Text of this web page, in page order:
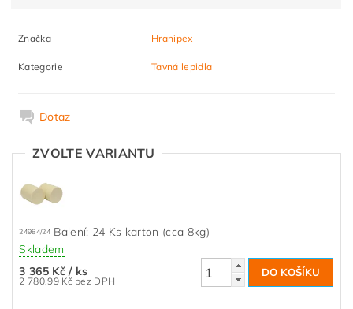
Značka Hranipex
Kategorie Tavná lepidla
Dotaz
ZVOLTE VARIANTU
24984/24 Balení: 24 Ks karton (cca 8kg)
Skladem
3 365 Kč/ ks
2 780,99 Kč bez DPH